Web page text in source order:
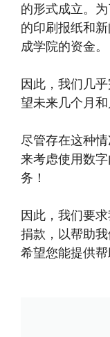
的形式成立。
的印刷报纸和
成学院的资金。
因此，我们几
望未来几个月和
尽管存在这种
来考虑使用数
务！
因此，我们要
捐款，以帮助
希望您能提供帮